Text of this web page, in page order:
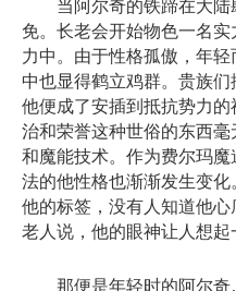
当阿尔奇的铁蹄在大陆
免。长老会开始物色一名
力中。由于性格孤傲，年
中也显得鹤立鸡群。贵族们
他便成了安插到抵抗势力
治和荣誉这种世俗的东西
和魔能技术。作为费尔玛
法的他性格也渐渐发生变
他的标签，没有人知道他
老人说，他的眼神让人想起
那便是年轻时的阿尔